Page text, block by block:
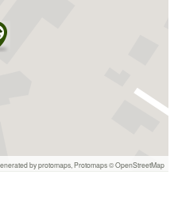
by protomaps Protomaps©OpenStreetMap